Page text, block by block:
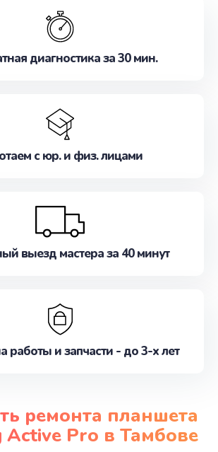
Не медлите записаться на
диагностика за 30 мин.
с юр. и физ. лицами
выезд мастера за 40 минут
работы и запчасти - до 3-х лет
ремонта планшета
Active Pro в Тамбове